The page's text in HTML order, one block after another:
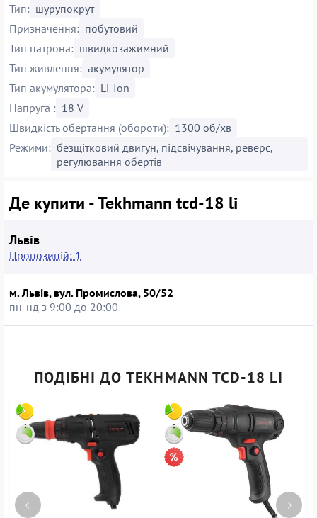
Тип: шурупокрут
Призначення: побутовий
Тип патрона: швидкозажимний
Тип живлення: акумулятор
Тип акумулятора: Li-Ion
Напруга : 18 V
Швидкість обертання (обороти): 1300 об/хв
Режими: безщітковий двигун, підсвічування, реверс,
регулювання обертів
Де купити - Tekhmann tcd-18 li
Львів
Пропозицій: 1
м. Львів, вул. Промислова, 50/52
пн-нд з 9:00 до 20:00
ПОДІБНІ ДО TEKHMANN TCD-18 LI